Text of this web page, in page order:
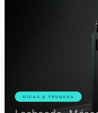
DICAS & TRUQUES